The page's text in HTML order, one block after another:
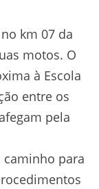
km 07 da
motos. O
à Escola
entre os
pela
caminho para